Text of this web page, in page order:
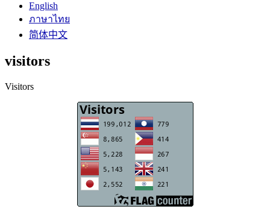
English
ภาษาไทย
简体中文
visitors
Visitors